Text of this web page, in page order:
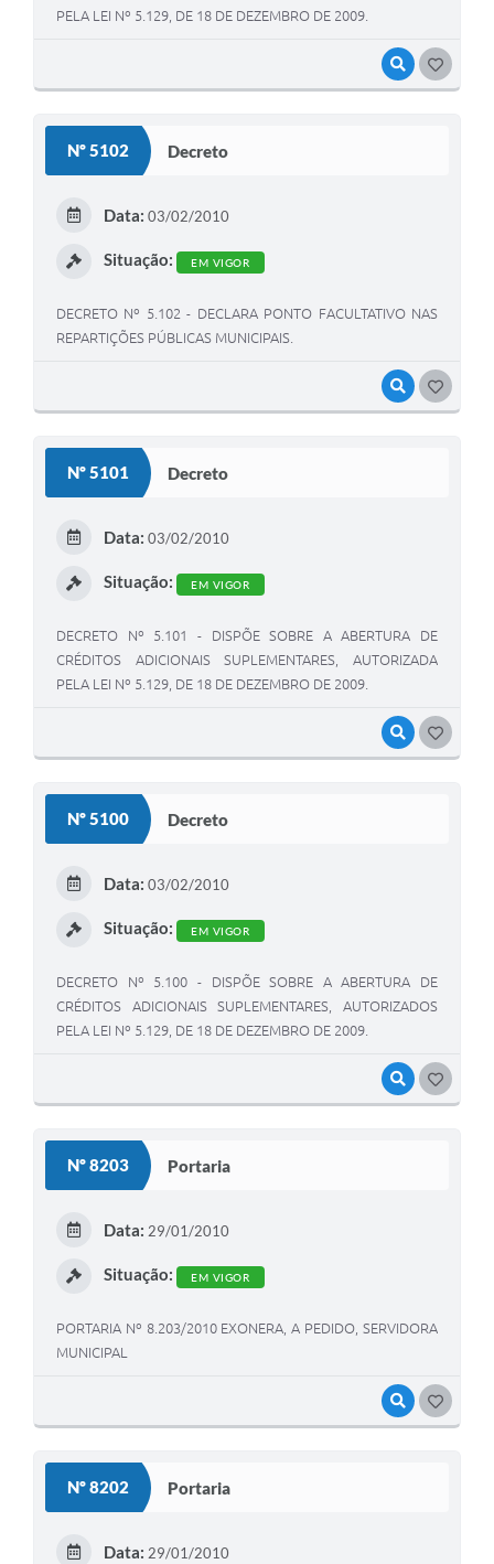
VISUALIZAR
PELA LEI Nº 5.129, DE 18 DE DEZEMBRO DE 2009.
Nº 5102 Decreto
VISUALIZAR
Data: 03/02/2010
Situação: EM VIGOR
DECRETO Nº 5.102 - DECLARA PONTO FACULTATIVO NAS
REPARTIÇÕES PÚBLICAS MUNICIPAIS.
Nº 5101 Decreto
VISUALIZAR
Data: 03/02/2010
Situação: EM VIGOR
DECRETO Nº 5.101 - DISPÕE SOBRE A ABERTURA DE
CRÉDITOS ADICIONAIS SUPLEMENTARES, AUTORIZADA
PELA LEI Nº 5.129, DE 18 DE DEZEMBRO DE 2009.
Nº 5100 Decreto
VISUALIZAR
Data: 03/02/2010
Situação: EM VIGOR
DECRETO Nº 5.100 - DISPÕE SOBRE A ABERTURA DE
CRÉDITOS ADICIONAIS SUPLEMENTARES, AUTORIZADOS
PELA LEI Nº 5.129, DE 18 DE DEZEMBRO DE 2009.
Nº 8203 Portaria
VISUALIZAR
Data: 29/01/2010
Situação: EM VIGOR
PORTARIA Nº 8.203/2010 EXONERA, A PEDIDO, SERVIDORA
MUNICIPAL
Nº 8202 Portaria
Data: 29/01/2010